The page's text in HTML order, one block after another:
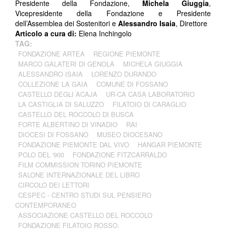
Presidente della Fondazione, Michela Giuggia,
Vicepresidente della Fondazione e Presidente
dell’Assemblea dei Sostenitori e Alessandro Isaia, Direttore
Articolo a cura di: Elena Inchingolo
TAG:
FONDAZIONE ARTEA
REGIONE PIEMONTE
MARCO GALATERI DI GENOLA
MICHELA GIUGGIA
ALESSANDRO ISAIA
LORENZO DURANDO
COLLEZIONE LA GAIA
COMUNE DI FOSSANO
CASTELLO DEGLI ACAJA
UR-CA CASA LABORATORIO
LA CASTIGLIA DI SALUZZO
FILATOIO DI CARAGLIO
CASTELLO DEL ROCCOLO DI BUSCA
FORTE ALBERTINO DI VINADIO
RAI
DIOCESI DI FOSSANO
MUSEO DIOCESANO
FONDAZIONE PIEMONTE DAL VIVO
HANGAR PIEMONTE
POLO DEL '900
FONDAZIONE FITZCARRALDO
FILM COMMISSION TORINO PIEMONTE
SALONE INTERNAZIONALE DEL LIBRO
CIRCOLO DEI LETTORI
CESPEC - CENTRO STUDI SUL PENSIERO
CONTEMPORANEO
ASSOCIAZIONE CASTELLO DEL ROCCOLO
FONDAZIONE FILATOIO ROSSO.